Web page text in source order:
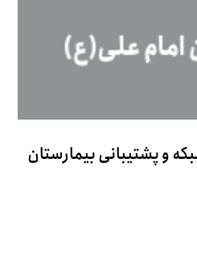
و پشتیبانی بیمارستان